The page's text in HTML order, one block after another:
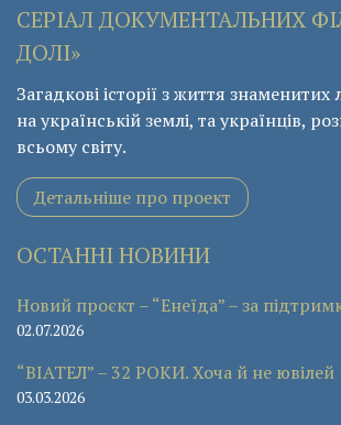
СЕРІАЛ ДОКУМЕНТАЛЬНИХ
ДОЛІ»
Загадкові історії з життя
на українській землі, та українців,
всьому світу.
Детальніше про проект
ОСТАННІ НОВИНИ
Новий проєкт – “Енеїда” – за
02.07.2026
“ВІАТЕЛ” – 32 РОКИ. Хоча й не ювілей
03.03.2026